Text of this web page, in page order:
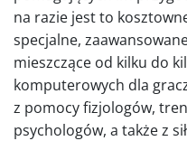
na razie jest to
specjalne,
mieszczące od kilku do
komputerowych dla
z pomocy fizjologów,
psychologów, a także z